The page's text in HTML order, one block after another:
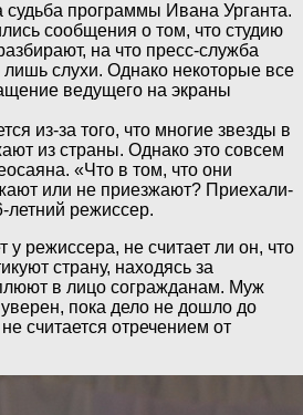
судьба программы Ивана Урганта.
сообщения о том, что студию
на что пресс-служба
лишь слухи. Однако некоторые все
ведущего на экраны
из-за того, что многие звезды в
из страны. Однако это совсем
«Что в том, что они
или не приезжают? Приехали-
летний режиссер.
у режиссера, не считает ли он, что
страну, находясь за
в лицо согражданам. Муж
пока дело не дошло до
считается отречением от